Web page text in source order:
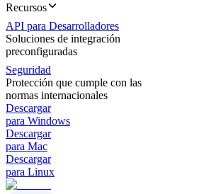
Recursos
API para Desarrolladores
Soluciones de integración
preconfiguradas
Seguridad
Protección que cumple con las
normas internacionales
Descargar
para Windows
Descargar
para Mac
Descargar
para Linux